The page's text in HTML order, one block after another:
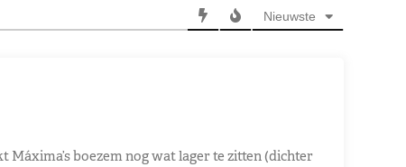
Nieuwste
Máxima’s boezem nog wat lager te zitten (dichter